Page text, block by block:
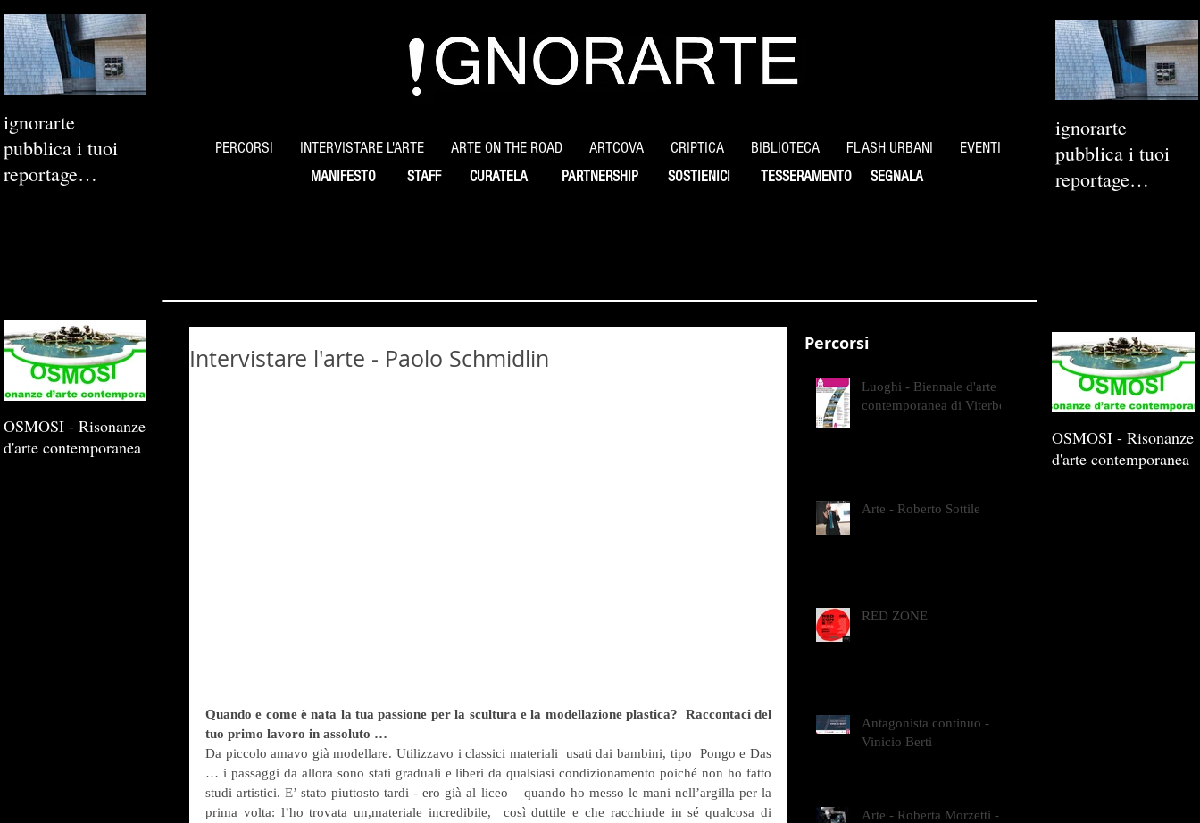
ignorarte
pubblica i tuoi
reportage
PERCORSI INTERVISTARE L'ARTE ARTE ON THE ROAD ARTCOVA CRIPTICA BIBLIOTECA FLASH URBANI EVENTI
MANIFESTO STAFF CURATELA PARTNERSHIP SOSTIENICI SEGNALA
TESSERAMENTO
ignorarte
pubblica i tuoi
reportage
Intervistare l'arte - Paolo Schmidlin
Quando e come è nata la tua passione per la scultura e la modellazione plastica?  Raccontaci del
tuo primo lavoro in assoluto …
Da piccolo amavo già modellare. Utilizzavo i classici materiali  usati dai bambini, tipo  Pongo e Das
… i passaggi da allora sono stati graduali e liberi da qualsiasi condizionamento poiché non ho fatto
studi artistici. E’ stato piuttosto tardi - ero già al liceo – quando ho messo le mani nell’argilla per la
prima volta: l’ho trovata un,materiale incredibile,  così duttile e che racchiude in sé qualcosa di
Percorsi
Luoghi - Biennale d'arte
contemporanea di Viterbo
Arte - Roberto Sottile
RED ZONE
Antagonista continuo -
Vinicio Berti
Arte - Roberta Morzetti -
OSMOSI - Risonanze
d'arte contemporanea
OSMOSI - Risonanze
d'arte contemporanea